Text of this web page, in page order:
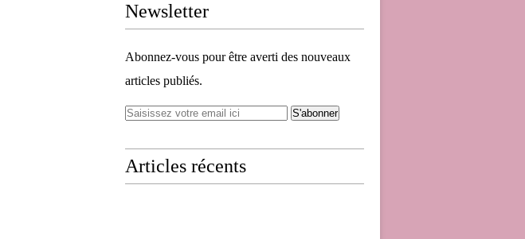
Newsletter
Abonnez-vous pour être averti des nouveaux
articles publiés.
Articles récents